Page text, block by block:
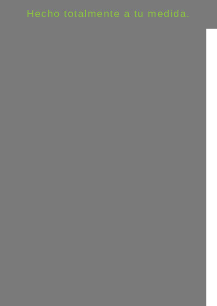
Hecho totalmente a tu medida.